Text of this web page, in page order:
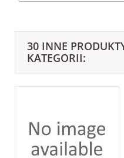
30 INNE
KATEGORII: